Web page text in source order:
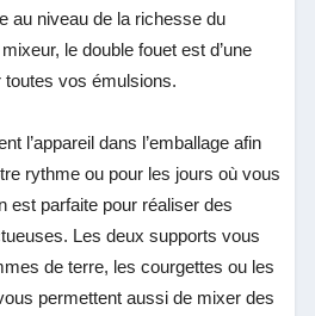
au niveau de la richesse du
le double fouet est d’une
toutes vos émulsions.
l’appareil dans l’emballage afin
rythme ou pour les jours où vous
est parfaite pour réaliser des
Les deux supports vous
de terre, les courgettes ou les
permettent aussi de mixer des